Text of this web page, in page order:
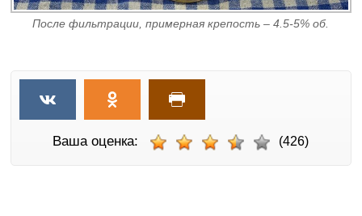
После фильтрации, примерная крепость – 4.5-5% об.
Ваша оценка: (426)